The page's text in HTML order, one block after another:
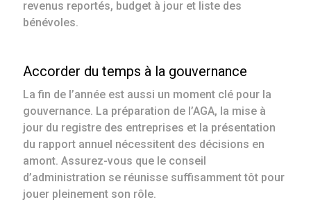
revenus reportés, budget à jour et liste des
bénévoles.
Accorder du temps à la gouvernance
La fin de l’année est aussi un moment clé pour la
gouvernance. La préparation de l’AGA, la mise à
jour du registre des entreprises et la présentation
du rapport annuel nécessitent des décisions en
amont. Assurez-vous que le conseil
d’administration se réunisse suffisamment tôt pour
jouer pleinement son rôle.